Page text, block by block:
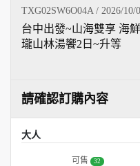
TXG02SW6O04A / 2026/10/
台中出發~山海雙享 海
瓏山林湯饗2日~升等
請確認訂購內容
大人
可售 32